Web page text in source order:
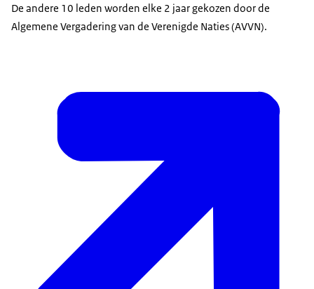
De andere 10 leden worden elke 2 jaar gekozen door de
Algemene Vergadering van de Verenigde Naties (AVVN).